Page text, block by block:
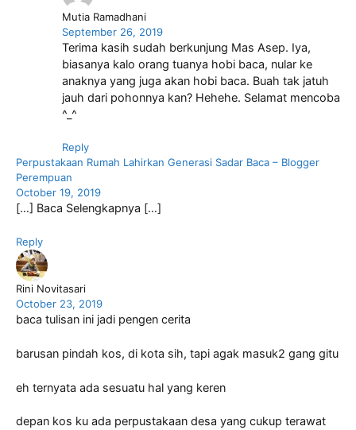
Mutia Ramadhani
September 26, 2019
Terima kasih sudah berkunjung Mas Asep. Iya,
biasanya kalo orang tuanya hobi baca, nular ke
anaknya yang juga akan hobi baca. Buah tak jatuh
jauh dari pohonnya kan? Hehehe. Selamat mencoba
^_^
Reply
Perpustakaan Rumah Lahirkan Generasi Sadar Baca – Blogger
Perempuan
October 19, 2019
[…] Baca Selengkapnya […]
Reply
Rini Novitasari
October 23, 2019
baca tulisan ini jadi pengen cerita
barusan pindah kos, di kota sih, tapi agak masuk2 gang gitu
eh ternyata ada sesuatu hal yang keren
depan kos ku ada perpustakaan desa yang cukup terawat